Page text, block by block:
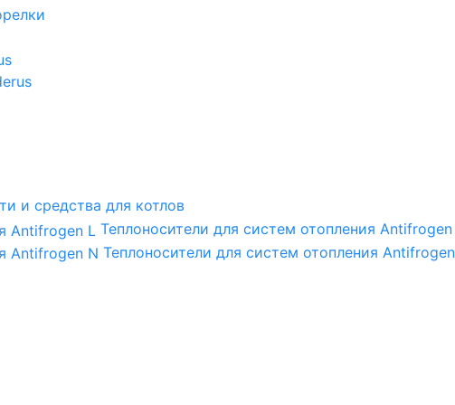
и средства для котлов
Теплоносители для систем отопления
Теплоносители для систем отопления